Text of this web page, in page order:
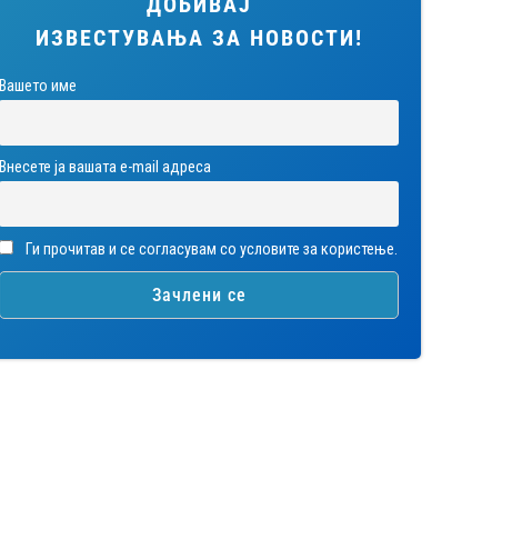
ИЗВЕСТУВАЊА ЗА НОВОСТИ!
Вашето име
Внесете ја вашата е-mail адреса
Ги прочитав и се согласувам со условите за користење.